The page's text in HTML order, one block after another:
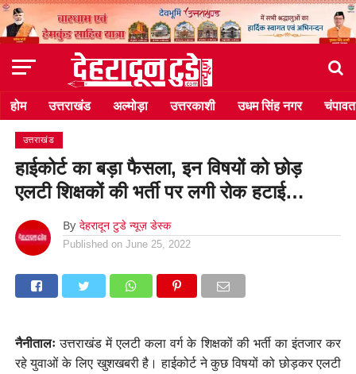
होम उत्तराखंड अल्मोड़ा उत्तरकाशी उधम सिंह नगर चंपावत
उत्तराखंड
हाईकोर्ट का बड़ा फैसला, इन विषयों को छोड़
एलटी शिक्षकों की भर्ती पर लगी रोक हटाई…
By देहरादून टुडे न्यूज़ डेस्क
Published on June 25, 2022
नैनीतालःउत्तराखंड में एलटी कला वर्ग के शिक्षकों की भर्ती का इंतजार कर
रहे युवाओं के लिए खुशखबरी है। हाईकोर्ट ने कुछ विषयों को छोड़कर एलटी